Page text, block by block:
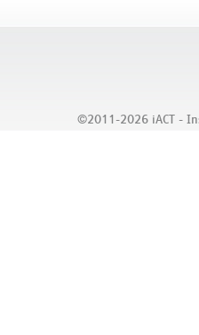
©2011-2026 iACT -